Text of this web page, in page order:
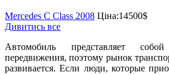
Mercedes C Class 2008 Ціна:14500$
Дивитись все
Автомобиль представляет
передвижения, поэтому рынок
развивается. Если люди, которые